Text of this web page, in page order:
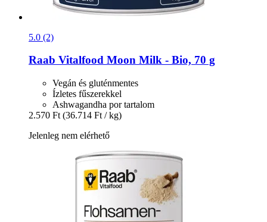
5.0 (2)
Raab Vitalfood Moon Milk -​ Bio, 70 g
Vegán és gluténmentes
Ízletes fűszerekkel
Ashwagandha por tartalom
2.570 Ft (36.714 Ft / kg)
Jelenleg nem elérhető